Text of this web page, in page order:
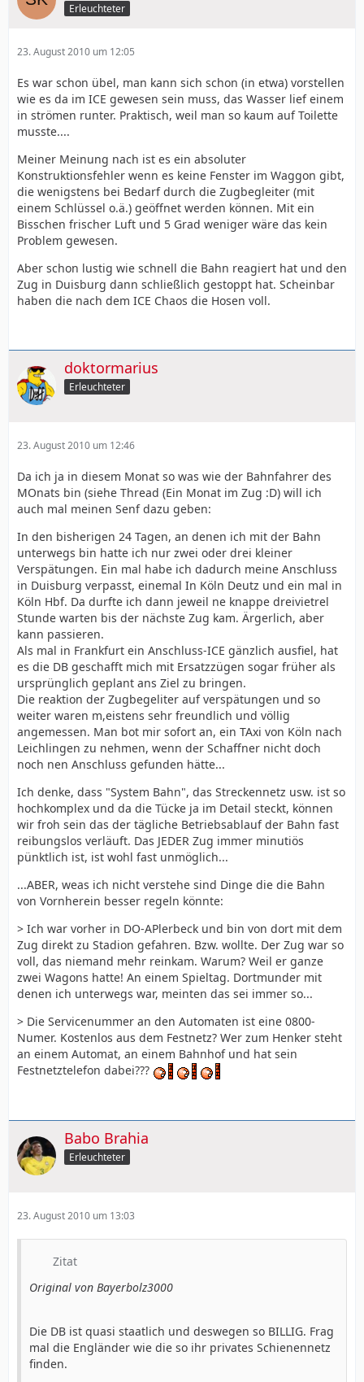
Erleuchteter
23. August 2010 um 12:05
Es war schon übel, man kann sich schon (in etwa) vorstellen
wie es da im ICE gewesen sein muss, das Wasser lief einem
in strömen runter. Praktisch, weil man so kaum auf Toilette
musste....
Meiner Meinung nach ist es ein absoluter
Konstruktionsfehler wenn es keine Fenster im Waggon gibt,
die wenigstens bei Bedarf durch die Zugbegleiter (mit
einem Schlüssel o.ä.) geöffnet werden können. Mit ein
Bisschen frischer Luft und 5 Grad weniger wäre das kein
Problem gewesen.
Aber schon lustig wie schnell die Bahn reagiert hat und den
Zug in Duisburg dann schließlich gestoppt hat. Scheinbar
haben die nach dem ICE Chaos die Hosen voll.
doktormarius
Erleuchteter
23. August 2010 um 12:46
Da ich ja in diesem Monat so was wie der Bahnfahrer des
MOnats bin (siehe Thread (Ein Monat im Zug :D) will ich
auch mal meinen Senf dazu geben:
In den bisherigen 24 Tagen, an denen ich mit der Bahn
unterwegs bin hatte ich nur zwei oder drei kleiner
Verspätungen. Ein mal habe ich dadurch meine Anschluss
in Duisburg verpasst, einemal In Köln Deutz und ein mal in
Köln Hbf. Da durfte ich dann jeweil ne knappe dreivietrel
Stunde warten bis der nächste Zug kam. Ärgerlich, aber
kann passieren.
Als mal in Frankfurt ein Anschluss-ICE gänzlich ausfiel, hat
es die DB geschafft mich mit Ersatzzügen sogar früher als
ursprünglich geplant ans Ziel zu bringen.
Die reaktion der Zugbegeliter auf verspätungen und so
weiter waren m,eistens sehr freundlich und völlig
angemessen. Man bot mir sofort an, ein TAxi von Köln nach
Leichlingen zu nehmen, wenn der Schaffner nicht doch
noch nen Anschluss gefunden hätte...
Ich denke, dass "System Bahn", das Streckennetz usw. ist so
hochkomplex und da die Tücke ja im Detail steckt, können
wir froh sein das der tägliche Betriebsablauf der Bahn fast
reibungslos verläuft. Das JEDER Zug immer minutiös
pünktlich ist, ist wohl fast unmöglich...
...ABER, weas ich nicht verstehe sind Dinge die die Bahn
von Vornherein besser regeln könnte:
> Ich war vorher in DO-APlerbeck und bin von dort mit dem
Zug direkt zu Stadion gefahren. Bzw. wollte. Der Zug war so
voll, das niemand mehr reinkam. Warum? Weil er ganze
zwei Wagons hatte! An einem Spieltag. Dortmunder mit
denen ich unterwegs war, meinten das sei immer so...
> Die Servicenummer an den Automaten ist eine 0800-
Numer. Kostenlos aus dem Festnetz? Wer zum Henker steht
an einem Automat, an einem Bahnhof und hat sein
Festnetztelefon dabei???
Babo Brahia
Erleuchteter
23. August 2010 um 13:03
Zitat
Original von Bayerbolz3000
Die DB ist quasi staatlich und deswegen so BILLIG. Frag
mal die Engländer wie die so ihr privates Schienennetz
finden.